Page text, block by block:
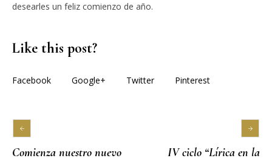
desearles un feliz comienzo de año.
Like this post?
Facebook Google+ Twitter Pinterest
Comienza nuestro nuevo
IV ciclo “Lírica en la